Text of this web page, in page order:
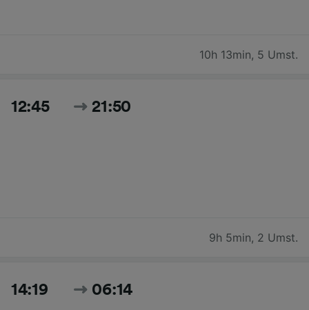
10h 13min, 5 Umst.
12:45 21:50
9h 5min, 2 Umst.
14:19 06:14